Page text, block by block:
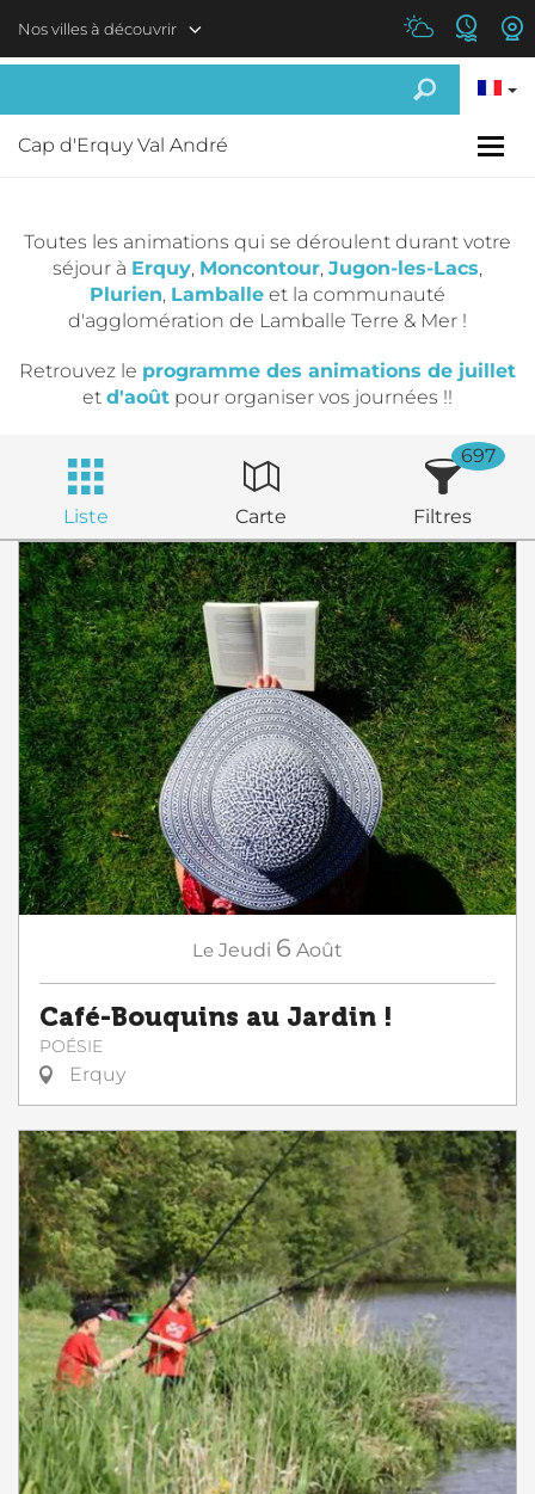
Nos villes à découvrir
Cap d'Erquy Val André
Toutes les animations qui se déroulent durant votre
séjour à Erquy, Moncontour, Jugon-les-Lacs,
Plurien, Lamballe et la communauté
d'agglomération de Lamballe Terre & Mer !
Retrouvez le programme des animations de juillet
et d'août pour organiser vos journées !!
Liste Carte Filtres
697
Le Jeudi 6 Août
Café-Bouquins au Jardin !
POÉSIE
Erquy